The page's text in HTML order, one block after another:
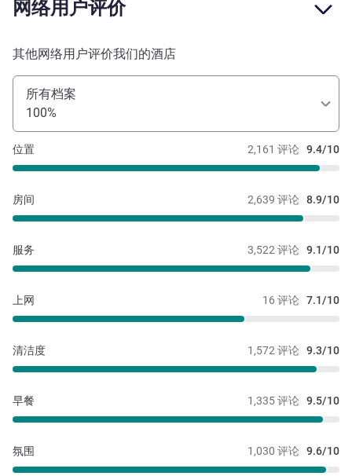
网络用户评价
其他网络用户评价我们的酒店
所有档案
100%
2,161 评论 9.4/10
位置
2,639 评论 8.9/10
房间
3,522 评论 9.1/10
服务
16 评论 7.1/10
上网
1,572 评论 9.3/10
清洁度
1,335 评论 9.5/10
早餐
1,030 评论 9.6/10
氛围